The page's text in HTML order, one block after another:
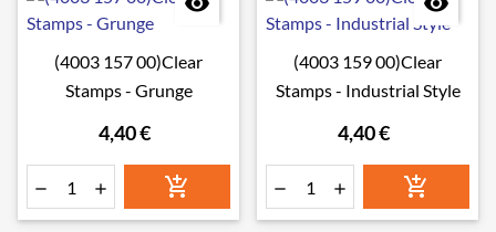
(4003 157 00)Clear
Stamps - Grunge
4,40 €
  
(4003 159 00)Clear
Stamps - Industrial Style
4,40 €
  